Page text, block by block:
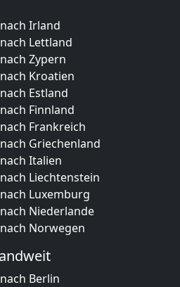
Irland
Lettland
Zypern
Kroatien
Estland
Finnland
Frankreich
Griechenland
Italien
Liechtenstein
Luxemburg
Niederlande
Norwegen
Berlin